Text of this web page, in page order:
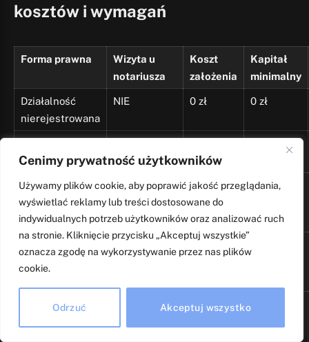
Cenimy prywatność użytkowników
Używamy plików cookie, aby poprawić jakość przeglądania,
wyświetlać reklamy lub treści dostosowane do
indywidualnych potrzeb użytkowników oraz analizować ruch
na stronie. Kliknięcie przycisku „Akceptuj wszystkie”
oznacza zgodę na wykorzystywanie przez nas plików
cookie.
Odrzuć Akceptuj wszystko
kosztów i wymagań
Forma prawna
Wizyta u
notariusza
Koszt
założenia
Kapitał
minimalny
Działalność
nierejestrowana
NIE 0 zł 0 zł
Spółka cywilna
Zalecana,
ale nie
obowiązkowa
0-500 zł 0 zł
Zalecana,
250-500
Spółka
500-1500